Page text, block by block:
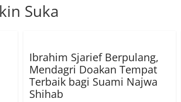
Suka
Ibrahim Sjarief Berpulang,
Mendagri Doakan Tempat
Terbaik bagi Suami Najwa
Shihab